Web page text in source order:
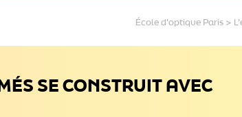
École d'optique Paris>
SE CONSTRUIT AVEC